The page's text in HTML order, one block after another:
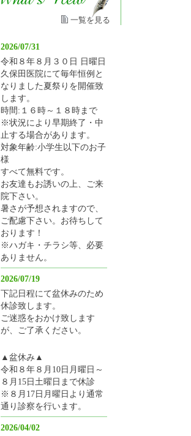
一覧を見る
2026/07/31
令和８年８月３０日 日曜日
久保田医院にて毎年恒例と
なりました夏祭りを開催致
します。
時間:１６時～１８時まで
※状況により早期終了・中
止する場合があります。
対象年齢:小学生以下のお子
様
すべて無料です。
お友達もお誘いの上、ご来
院下さい。
暑さが予想されますので、
ご配慮下さい。お待ちして
おります！
※ハガキ・チラシ等、必要
ありません。
2026/07/19
下記日程にて盆休みのため
休診致します。
ご迷惑をおかけ致します
が、ご了承ください。
▲盆休み▲
令和８年８月10日月曜日～
８月15日土曜日まで休診
※８月17日月曜日より通常
通り診察を行います。
2026/04/02